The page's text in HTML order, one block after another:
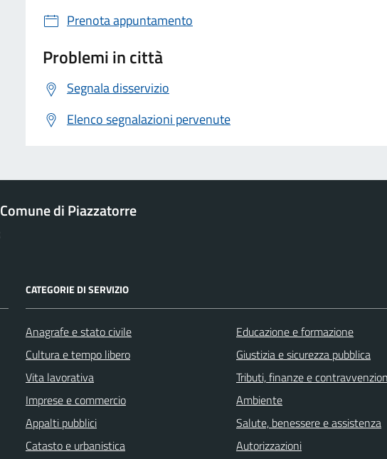
Prenota appuntamento
Problemi in città
Segnala disservizio
Elenco segnalazioni pervenute
Comune di Piazzatorre
CATEGORIE DI SERVIZIO
Anagrafe e stato civile
Cultura e tempo libero
Vita lavorativa
Imprese e commercio
Appalti pubblici
Catasto e urbanistica
Educazione e formazione
Giustizia e sicurezza pubblica
Tributi, finanze e
Ambiente
Salute, benessere e assistenza
Autorizzazioni